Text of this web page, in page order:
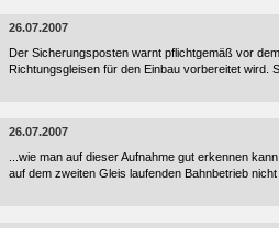
26.07.2007
Der Sicherungsposten warnt pflichtgemäß vor
Richtungsgleisen für den Einbau vorbereitet wird.
26.07.2007
...wie man auf dieser Aufnahme gut erkennen
auf dem zweiten Gleis laufenden Bahnbetrieb